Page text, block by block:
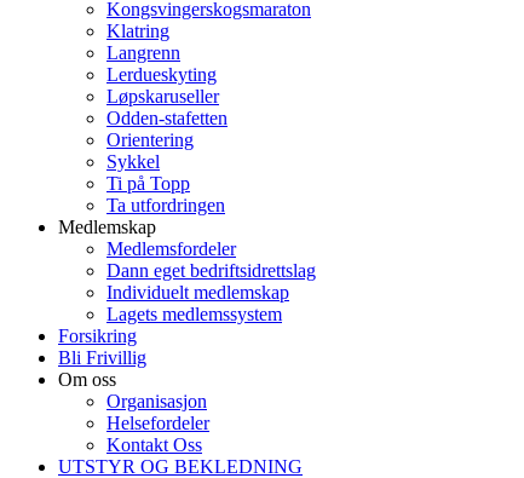
Kongsvingerskogsmaraton
Klatring
Langrenn
Lerdueskyting
Løpskaruseller
Odden-stafetten
Orientering
Sykkel
Ti på Topp
Ta utfordringen
Medlemskap
Medlemsfordeler
Dann eget bedriftsidrettslag
Individuelt medlemskap
Lagets medlemssystem
Forsikring
Bli Frivillig
Om oss
Organisasjon
Helsefordeler
Kontakt Oss
UTSTYR OG BEKLEDNING